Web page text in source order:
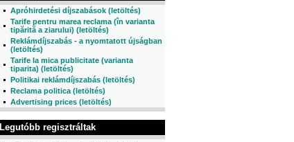
Apróhirdetési díjszabások (letöltés)
Tarife pentru marea reclama (în varianta
tipărită a ziarului) (letöltés)
Reklámdíjszabás - a nyomtatott újságban
(letöltés)
Tarife la mica publicitate (varianta
tiparita) (letöltés)
Politikai reklámdíjszabás (letöltés)
Reclama politica (letöltés)
Advertising prices (letöltés)
Legutóbb regisztráltak